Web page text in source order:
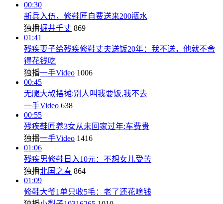
00:30
新兵入伍，修鞋匠自费送来200瓶水
独播掘井千丈 869
01:41
残疾妻子给残疾修鞋丈夫送饭20年：我不送，他就不舍
得花钱吃
独播一手Video 1006
00:45
无腿大叔摆摊:别人叫我要饭,我不去
一手Video 638
00:55
残疾鞋匠养3女从未回家过年:车费贵
独播一手Video 1416
01:06
残疾男修鞋日入10元：不想女儿受苦
独播北国之春 864
01:09
修鞋大爷1单只收5毛：老了还花啥钱